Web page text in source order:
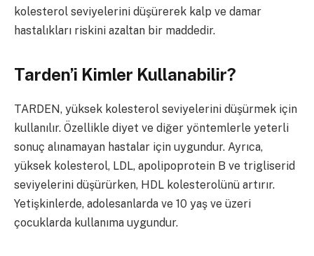
kolesterol seviyelerini düşürerek kalp ve damar
hastalıkları riskini azaltan bir maddedir.
Tarden’i Kimler Kullanabilir?
TARDEN, yüksek kolesterol seviyelerini düşürmek için
kullanılır. Özellikle diyet ve diğer yöntemlerle yeterli
sonuç alınamayan hastalar için uygundur. Ayrıca,
yüksek kolesterol, LDL, apolipoprotein B ve trigliserid
seviyelerini düşürürken, HDL kolesterolünü artırır.
Yetişkinlerde, adolesanlarda ve 10 yaş ve üzeri
çocuklarda kullanıma uygundur.